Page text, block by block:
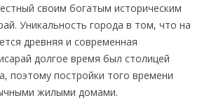
своим богатым историческим
Уникальность города в том, что на
древняя и современная
долгое время был столицей
поэтому постройки того времени
жилыми домами.